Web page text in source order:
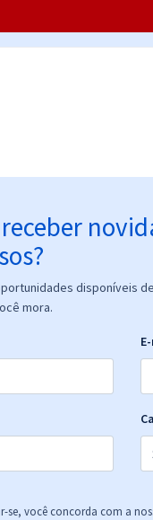
disponíveis
mora.
se, você concorda com a